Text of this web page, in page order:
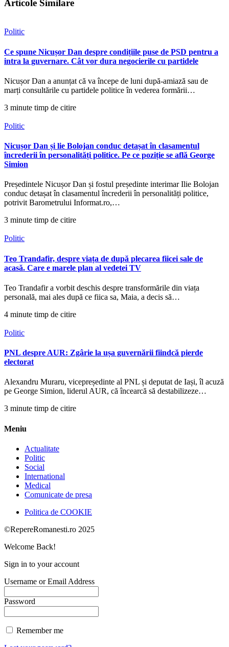
Articole Similare
Politic
Ce spune Nicușor Dan despre condițiile puse de PSD pentru a
intra la guvernare. Cât vor dura negocierile cu partidele
Nicușor Dan a anunțat că va începe de luni după-amiază sau de
marți consultările cu partidele politice în vederea formării…
3 minute timp de citire
Politic
Nicușor Dan și lie Bolojan conduc detașat în clasamentul
încrederii în personalități politice. Pe ce poziție se află George
Simion
Președintele Nicușor Dan și fostul președinte interimar Ilie Bolojan
conduc detașat în clasamentul încrederii în personalități politice,
potrivit Barometrului Informat.ro,…
3 minute timp de citire
Politic
Teo Trandafir, despre viața de după plecarea fiicei sale de
acasă. Care e marele plan al vedetei TV
Teo Trandafir a vorbit deschis despre transformările din viața
personală, mai ales după ce fiica sa, Maia, a decis să…
4 minute timp de citire
Politic
PNL despre AUR: Zgârie la ușa guvernării fiindcă pierde
electorat
Alexandru Muraru, vicepreședinte al PNL și deputat de Iași, îl acuză
pe George Simion, liderul AUR, că încearcă să destabilizeze…
3 minute timp de citire
Meniu
Actualitate
Politic
Social
International
Medical
Comunicate de presa
Politica de COOKIE
©RepereRomanesti.ro 2025
Welcome Back!
Sign in to your account
Username or Email Address
Password
Remember me